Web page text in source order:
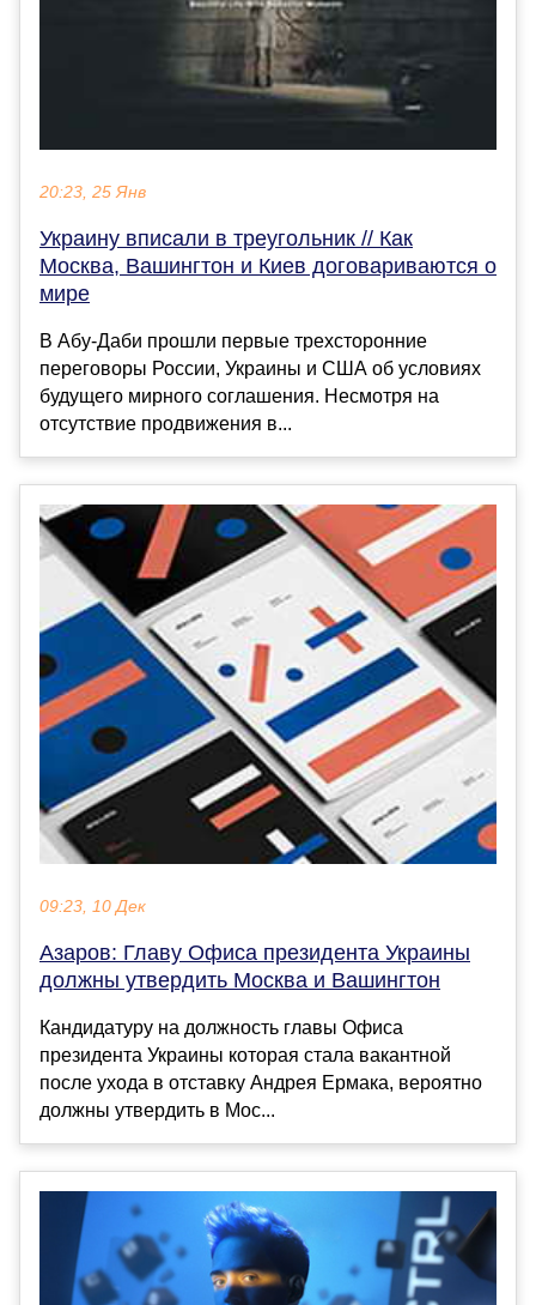
20:23, 25 Янв
Украину вписали в треугольник // Как
Москва, Вашингтон и Киев договариваются о
мире
В Абу-Даби прошли первые трехсторонние
переговоры России, Украины и США об условиях
будущего мирного соглашения. Несмотря на
отсутствие продвижения в...
09:23, 10 Дек
Азаров: Главу Офиса президента Украины
должны утвердить Москва и Вашингтон
Кандидатуру на должность главы Офиса
президента Украины которая стала вакантной
после ухода в отставку Андрея Ермака, вероятно
должны утвердить в Мос...